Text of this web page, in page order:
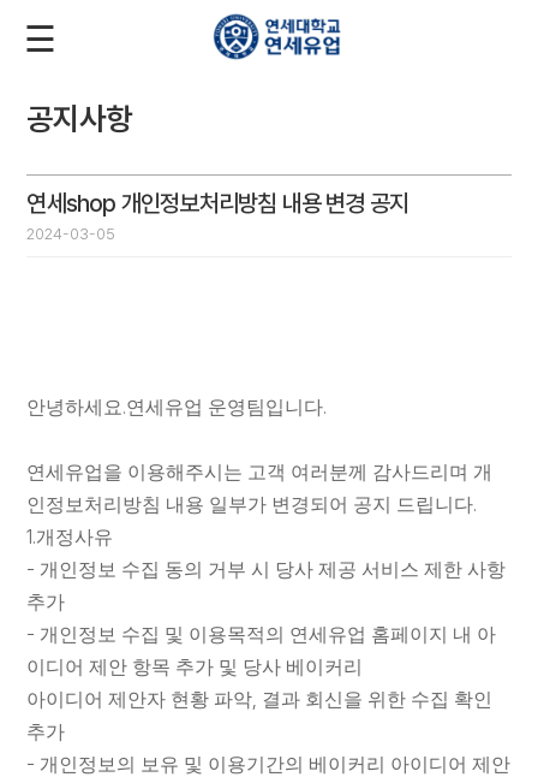
회
회
사
소
개
소
개
브
드
스
토
리
☰
공지사항
연세shop 개인정보처리방침 내용 변경 공지
2024-03-05
안녕하세요.연세유업 운영팀입니다.
연세유업을 이용해주시는 고객 여러분께 감사드리며 개
인정보처리방침 내용 일부가 변경되어 공지 드립니다.
1.개정사유
- 개인정보 수집 동의 거부 시 당사 제공 서비스 제한 사항
추가
- 개인정보 수집 및 이용목적의 연세유업 홈페이지 내 아
이디어 제안 항목 추가 및 당사 베이커리
아이디어 제안자 현황 파악, 결과 회신을 위한 수집 확인
추가
- 개인정보의 보유 및 이용기간의 베이커리 아이디어 제안